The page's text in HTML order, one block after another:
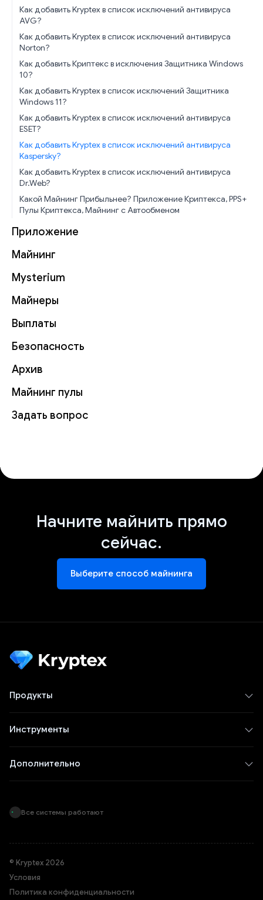
Как добавить Kryptex в список исключений антивируса
AVG?
Как добавить Kryptex в список исключений антивируса
Norton?
Как добавить Криптекс в исключения Защитника Windows
10?
Как добавить Kryptex в список исключений Защитника
Windows 11?
Как добавить Kryptex в список исключений антивируса
ESET?
Как добавить Kryptex в список исключений антивируса
Kaspersky?
Как добавить Kryptex в список исключений антивируса
Dr.Web?
Какой Майнинг Прибыльнее? Приложение Криптекса, PPS+
Пулы Криптекса, Майнинг с Автообменом
Приложение
Майнинг
Mysterium
Майнеры
Выплаты
Безопасность
Архив
Майнинг пулы
Задать вопрос
Начните майнить прямо
сейчас.
Выберите способ майнинга
Продукты
Инструменты
Дополнительно
Все системы работают
© Kryptex 2026
Условия
Политика конфиденциальности